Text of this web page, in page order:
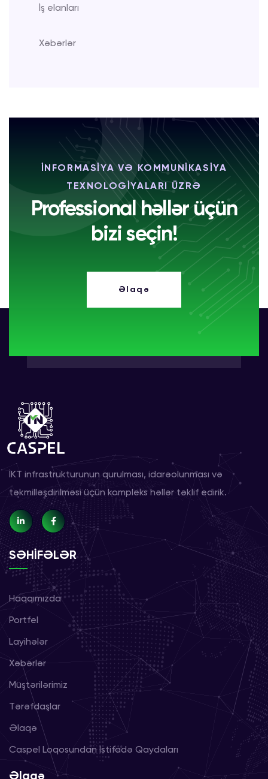
İş elanları
Xəbərlər
İNFORMASİYA VƏ KOMMUNİKASİYA
TEXNOLOGİYALARI ÜZRƏ
Professional həllər üçün
bizi seçin!
Əlaqə
İKT infrastrukturunun qurulması, idarəolunması və
təkmilləşdirilməsi üçün kompleks həllər təklif edirik.
SƏHİFƏLƏR
Haqqımızda
Portfel
Layihələr
Xəbərlər
Müştərilərimiz
Tərəfdaşlar
Əlaqə
Caspel Loqosundan İstifadə Qaydaları
Əlaqə